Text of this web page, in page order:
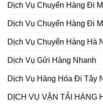
Dịch Vụ Chuyển Hàng Đi
Dịch Vụ Chuyển Hàng Đi
Dịch Vụ Chuyển Hàng Hà
Dịch Vụ Gửi Hàng Nhanh
Dịch Vụ Hàng Hóa Đi Tây
DỊCH VỤ VẬN TẢI HÀNG